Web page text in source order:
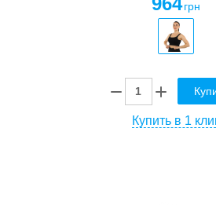
грн
Купить в 1